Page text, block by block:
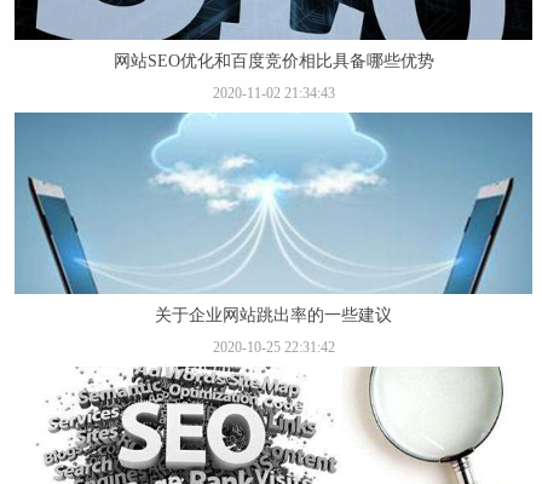
网站SEO优化和百度竞价相比具备哪些优势
2020-11-02 21:34:43
关于企业网站跳出率的一些建议
2020-10-25 22:31:42